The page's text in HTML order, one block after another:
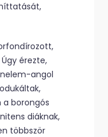
érezte,
angol
borongós
diáknak,
többször